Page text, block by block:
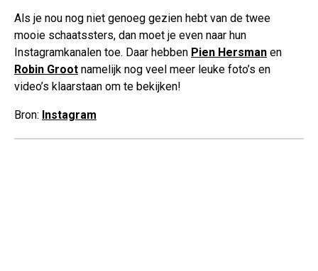
Als je nou nog niet genoeg gezien hebt van de twee
mooie schaatssters, dan moet je even naar hun
Instagramkanalen toe. Daar hebben Pien Hersman en
Robin Groot namelijk nog veel meer leuke foto’s en
video’s klaarstaan om te bekijken!
Bron: Instagram